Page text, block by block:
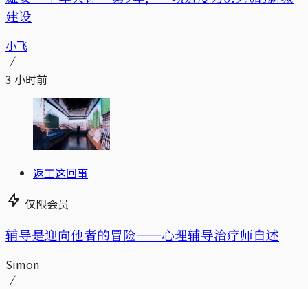
建设
小飞
3 小时前
返工这回事
仅限会员
辅导是迎向他者的冒险——心理辅导治疗师自述
Simon